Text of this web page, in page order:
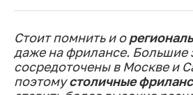
Стоит помнить и о
даже на фрилансе. Большие
сосредоточены в Москве и
поэтомустоличные